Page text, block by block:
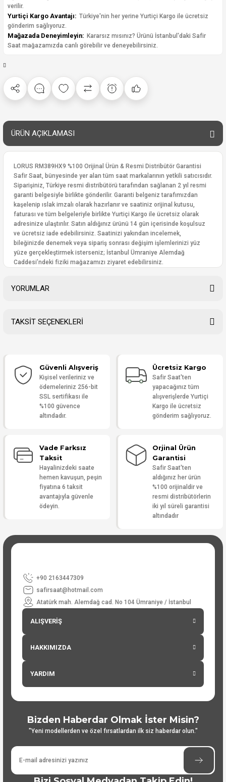
verilir.
Yurtiçi Kargo Avantajı: Türkiye'nin her yerine Yurtiçi Kargo ile ücretsiz
gönderim sağlıyoruz.
Mağazada Deneyimleyin: Kararsız mısınız? Ürünü İstanbul'daki Safir
Saat mağazamızda canlı görebilir ve deneyebilirsiniz.
ÜRÜN AÇIKLAMASI
LORUS RM389HX9 %100 Orijinal Ürün & Resmi Distribütör Garantisi
Safir Saat, bünyesinde yer alan tüm saat markalarının yetkili satıcısıdır.
Siparişiniz, Türkiye resmi distribütörü tarafından sağlanan 2 yıl resmi
garanti belgesiyle birlikte gönderilir. Garanti belgeniz tarafımızdan
kaşelenip ıslak imzalı olarak hazırlanır ve saatiniz orijinal kutusu,
faturası ve tüm belgeleriyle birlikte Yurtiçi Kargo ile ücretsiz olarak
adresinize ulaştırılır. Satın aldığınız ürünü 14 gün içerisinde koşulsuz
ve ücretsiz iade edebilirsiniz. Saatinizi yakından incelemek,
bileğinizde denemek veya sipariş sonrası değişim işlemlerinizi yüz
yüze gerçekleştirmek isterseniz; İstanbul Ümraniye Alemdağ
Caddesi’ndeki fiziki mağazamızı ziyaret edebilirsiniz.
YORUMLAR
Yorum Yaz
TAKSİT SEÇENEKLERİ
Güvenli Alışveriş
Kişisel verileriniz ve
ödemeleriniz 256-bit
SSL sertifikası ile
%100 güvence
altındadır.
Ücretsiz Kargo
Safir Saat'ten
yapacağınız tüm
alışverişlerde Yurtiçi
Kargo ile ücretsiz
gönderim sağlıyoruz.
Vade Farksız
Taksit
Hayalinizdeki saate
hemen kavuşun, peşin
fiyatına 6 taksit
avantajıyla güvenle
ödeyin.
Orjinal Ürün
Garantisi
Safir Saat'ten
aldığınız her ürün
%100 orijinaldir ve
resmi distribütörlerin
iki yıl süreli garantisi
altındadır
+90 2163447309
safirsaat@hotmail.com
Atatürk mah. Alemdağ cad. No 104 Ümraniye / İstanbul
ALIŞVERİŞ
HAKKIMIZDA
YARDIM
Bizden Haberdar Olmak İster Misin?
"Yeni modellerden ve özel fırsatlardan ilk siz haberdar olun."